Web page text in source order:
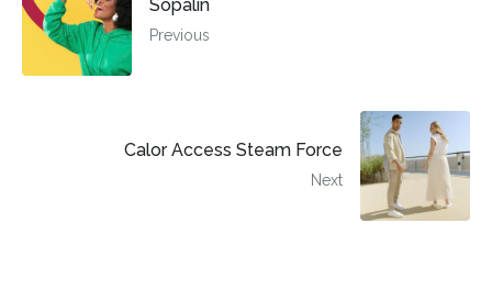
Sopalin
Previous
Calor Access Steam Force
Next